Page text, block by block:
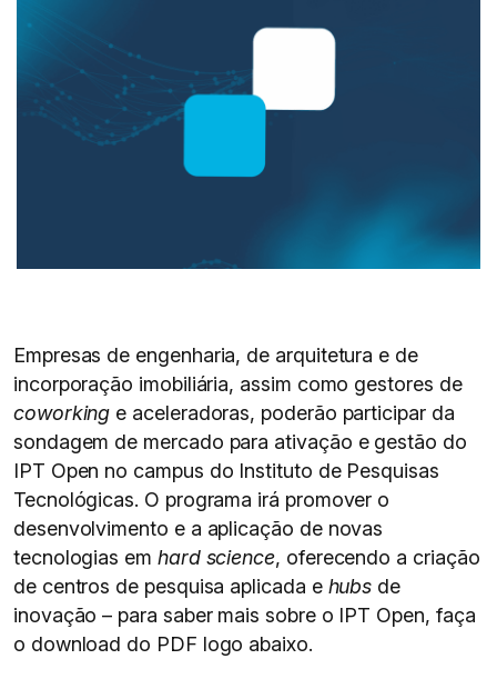
Empresas de engenharia, de arquitetura e de
incorporação imobiliária, assim como gestores de
coworking e aceleradoras, poderão participar da
sondagem de mercado para ativação e gestão do
IPT Open no campus do Instituto de Pesquisas
Tecnológicas. O programa irá promover o
desenvolvimento e a aplicação de novas
tecnologias em hard science, oferecendo a criação
de centros de pesquisa aplicada e hubs de
inovação – para saber mais sobre o IPT Open, faça
o download do PDF logo abaixo.